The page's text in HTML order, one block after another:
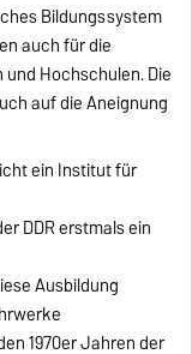
Bildungssystem
auch für die
Hochschulen. Die
auf die Aneignung
ein Institut für
DDR erstmals ein
Ausbildung
1970er Jahren der